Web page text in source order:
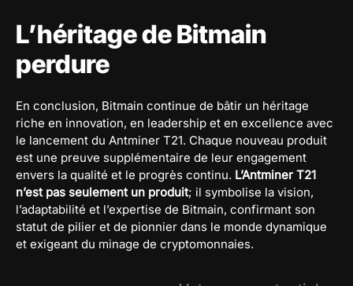
L’héritage de Bitmain
perdure
En conclusion, Bitmain continue de bâtir un héritage
riche en innovation, en leadership et en excellence avec
le lancement du Antminer T21. Chaque nouveau produit
est une preuve supplémentaire de leur engagement
envers la qualité et le progrès continu. L’Antminer T21
n’est pas seulement un produit; il symbolise la vision,
l’adaptabilité et l’expertise de Bitmain, confirmant son
statut de pilier et de pionnier dans le monde dynamique
et exigeant du minage de cryptomonnaies.